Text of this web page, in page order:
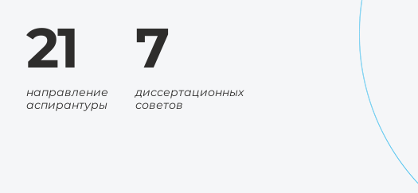
21
направление
аспирантуры
7
диссертационных
советов